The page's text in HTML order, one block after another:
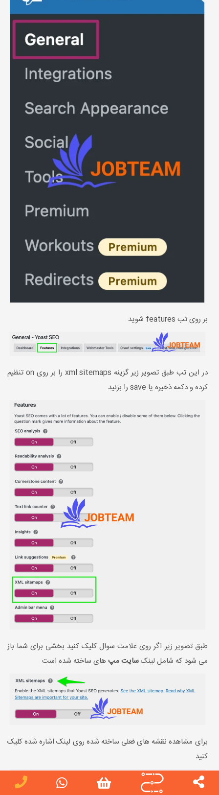
بر روی تب features شوید
در این تب طبق تصویر زیر گزینه xml sitemaps را بر روی on تنظیم
کرده و دکمه ذخیره یا save را بزنید
طبق تصویر زیر اگر روی علامت سوال کلیک کنید بخشی برای شما باز
می شود که شامل لینکسایت مپ های ساخته شده است
برای مشاهده نقشه های فعلی ساخته شده روی لینک اشاره شده کلیک
کنید